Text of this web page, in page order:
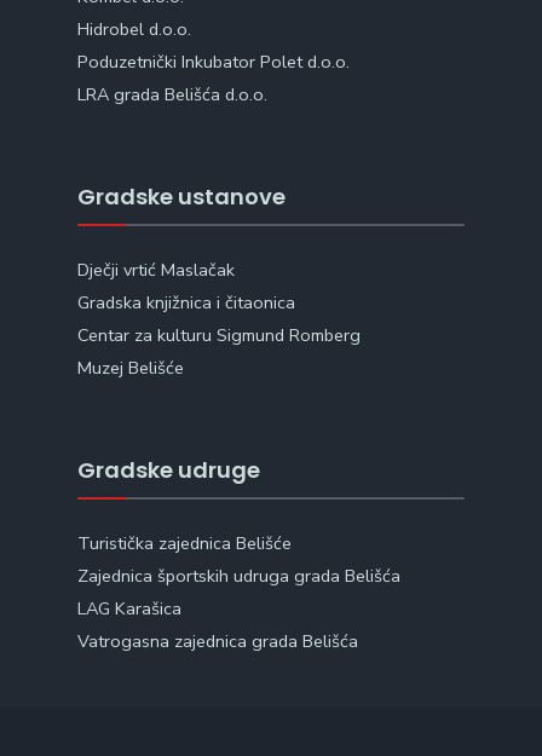
Hidrobel d.o.o.
Poduzetnički Inkubator Polet d.o.o.
LRA grada Belišća d.o.o.
Gradske ustanove
Dječji vrtić Maslačak
Gradska knjižnica i čitaonica
Centar za kulturu Sigmund Romberg
Muzej Belišće
Gradske udruge
Turistička zajednica Belišće
Zajednica športskih udruga grada Belišća
LAG Karašica
Vatrogasna zajednica grada Belišća